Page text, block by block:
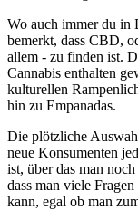
Wo auch immer du in
bemerkt, dass CBD,
allem - zu finden ist.
Cannabis enthalten
kulturellen
hin zu Empanadas.
Die plötzliche
neue Konsumenten
ist, über das man
dass man viele
kann, egal ob man